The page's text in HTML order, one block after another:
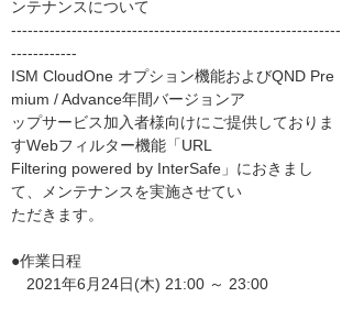
ンテナンスについて
------------------------------------------------------------
------------
ISM CloudOne オプション機能およびQND Pre
mium / Advance年間バージョンア
ップサービス加入者様向けにご提供しておりま
すWebフィルター機能「URL
Filtering powered by InterSafe」におきまし
て、メンテナンスを実施させてい
ただきます。
●作業日程
2021年6月24日(木) 21:00 ～ 23:00